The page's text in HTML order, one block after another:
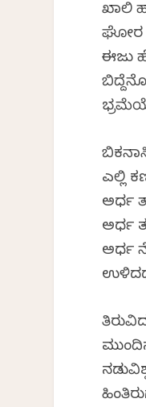
ಖಾಲಿ
ಘೋರ
ಈಜು
ಎಲ್ಲಿ
ಅರ್ಧ
ಅರ್ಧ
ಅರ್ಧ